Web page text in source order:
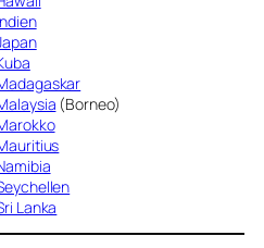
(Borneo)
Lanka